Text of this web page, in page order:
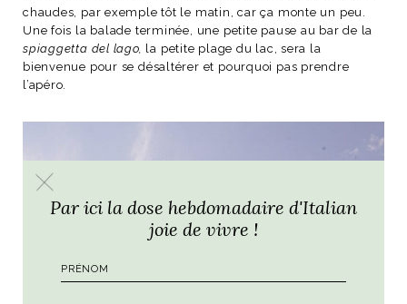
chaudes, par exemple tôt le matin, car ça monte un peu.
Une fois la balade terminée, une petite pause au bar de la
spiaggetta del lago,
la petite plage du lac, sera la
bienvenue pour se désaltérer et pourquoi pas prendre
l’apéro.
Par ici la dose hebdomadaire d'Italian
joie de vivre !